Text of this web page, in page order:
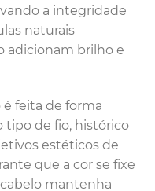
a integridade
naturais
adicionam brilho e
é feita de forma
tipo de fio, histórico
estéticos de
que a cor se fixe
mantenha